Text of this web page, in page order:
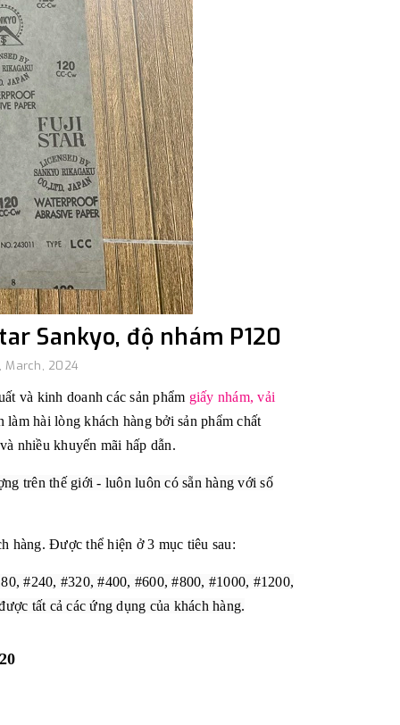
Sankyo, độ nhám P120
March, 2024
và kinh doanh các sản phẩm giấy nhám, vải
làm hài lòng khách hàng bởi sản phẩm chất
nhiều khuyến mãi hấp dẫn.
trên thế giới - luôn luôn có sẵn hàng với số
hàng. Được thể hiện ở 3 mục tiêu sau:
#240, #320, #400, #600, #800, #1000, #1200,
tất cả các ứng dụng của khách hàng.